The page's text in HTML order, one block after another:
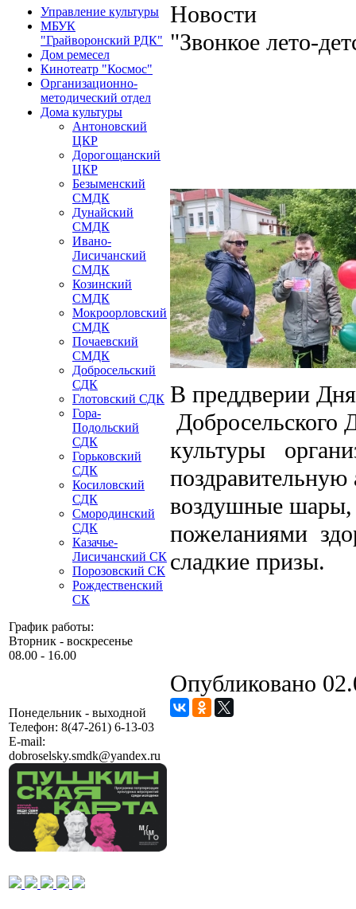
Управление культуры
МБУК
"Грайворонский РДК"
Дом ремесел
Кинотеатр "Космос"
Организационно-
методический отдел
Дома культуры
Антоновский
ЦКР
Дорогощанский
ЦКР
Безыменский
СМДК
Дунайский
СМДК
Ивано-
Лисичанский
СМДК
Козинский
СМДК
Мокроорловский
СМДК
Почаевский
СМДК
Добросельский
СДК
Глотовский СДК
Гора-
Подольский
СДК
Горьковский
СДК
Косиловский
СДК
Смородинский
СДК
Казачье-
Лисичанский СК
Порозовский СК
Рождественский
СК
График работы:
Вторник - воскресенье
08.00 - 16.00
Понедельник - выходной
Телефон: 8(47-261) 6-13-03
E-mail:
dobroselsky.smdk@yandex.ru
Новости
"Звонкое лето-
В преддверии
Добросельского
культуры
воздушные шары,
пожеланиями
сладкие призы.
Опубликовано